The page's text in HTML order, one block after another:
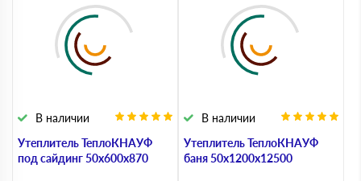
Утеплитель ТеплоКНАУФ
под сайдинг 50х600х870
В наличии
Утеплитель ТеплоКНАУФ
баня 50х1200х12500
В наличии